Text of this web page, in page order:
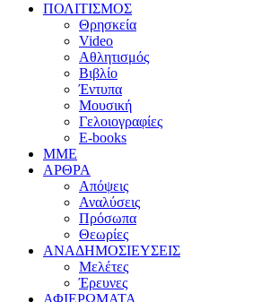
ΠΟΛΙΤΙΣΜΟΣ
Θρησκεία
Video
Αθλητισμός
Βιβλίο
Έντυπα
Μουσική
Γελοιογραφίες
E-books
MME
ΑΡΘΡΑ
Απόψεις
Αναλύσεις
Πρόσωπα
Θεωρίες
ΑΝΑΔΗΜΟΣΙΕΥΣΕΙΣ
Μελέτες
Έρευνες
ΑΦΙΕΡΩΜΑΤΑ